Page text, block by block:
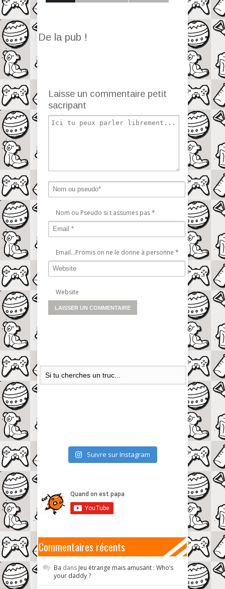
De la pub !
Laisse un commentaire petit
sacripant
Nom ou Pseudo si t assumes pas*
Email...Promis on ne le donne à personne *
Website
Suivre sur Instagram
Commentaires récents
Ba dans Jeu étrange mais amusant : Who’s
your daddy ?